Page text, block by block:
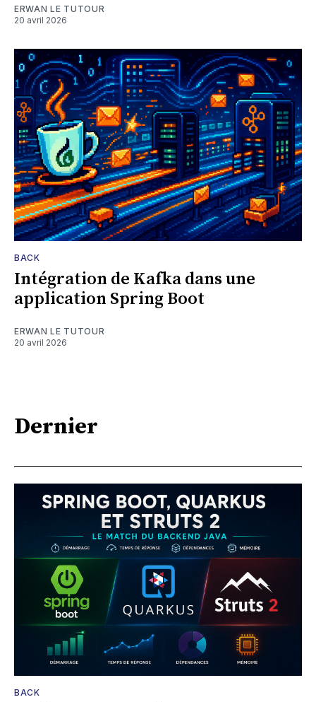
ERWAN LE TUTOUR
20 avril 2026
BACK
Intégration de Kafka dans une
application Spring Boot
ERWAN LE TUTOUR
20 avril 2026
Dernier
BACK